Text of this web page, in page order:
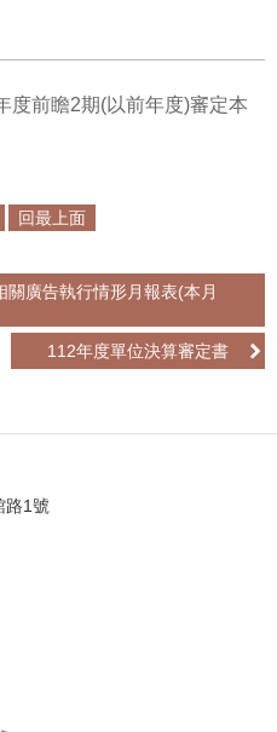
度前瞻2期(以前年度)審定本
回最上面
廣告執行情形月報表(本月
112年度單位決算審定書
路1號